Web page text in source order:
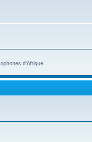
d'Afrique.